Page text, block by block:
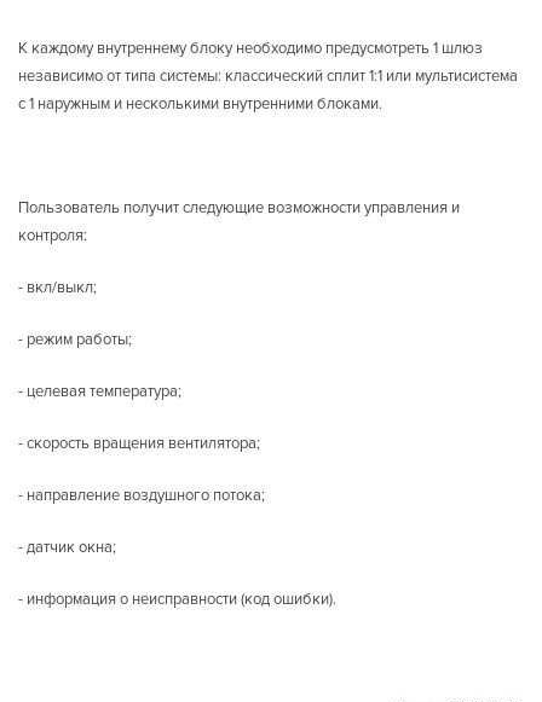
К каждому внутреннему блоку необходимо предусмотреть 1 шлюз
независимо от типа системы: классический сплит 1:1 или мультисистема
с 1 наружным и несколькими внутренними блоками.
Пользователь получит следующие возможности управления и
контроля:
- вкл/выкл;
- режим работы;
- целевая температура;
- скорость вращения вентилятора;
- направление воздушного потока;
- датчик окна;
- информация о неисправности (код ошибки).